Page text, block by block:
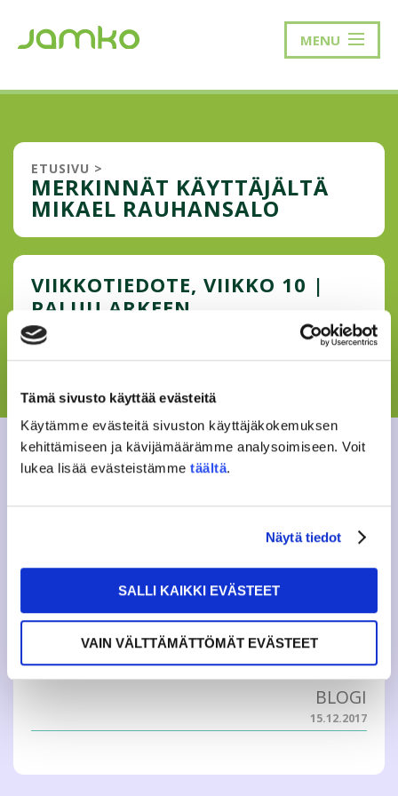
Tämä sivusto käyttää evästeitä
Käytämme evästeitä sivuston käyttäjäkokemuksen
kehittämiseen ja kävijämäärämme analysoimiseen. Voit
lukea lisää evästeistämme täältä.
Näytä tiedot
SALLI KAIKKI EVÄSTEET
VAIN VÄLTTÄMÄTTÖMÄT EVÄSTEET
MENU
ETUSIVU >
MERKINNÄT KÄYTTÄJÄLTÄ
MIKAEL RAUHANSALO
VIIKKOTIEDOTE, VIIKKO 10 |
PALUU ARKEEN
KONTAKTIVAPAAN JÄLKEEN
huomenna Freetimessä Kaikille avoin
tapahtumajärjestämisen koulutus Sano se ääneen –
Jupinaviikot tulevat taas JAMKO Tiistaiklubi L...
AJANKOHTAISTA
VARASLÄHTÖ VUOTEEN 2018
Hyvä lukija. Mitä sinulle kuuluu? Minä olen juuri
poissaoloni aikana muuttunut talven ihmemaaksi. Hyvä
niin! Kirjoitan tätä tekstiä kertoakseni vähän kuka minä
BLOGI
15.12.2017